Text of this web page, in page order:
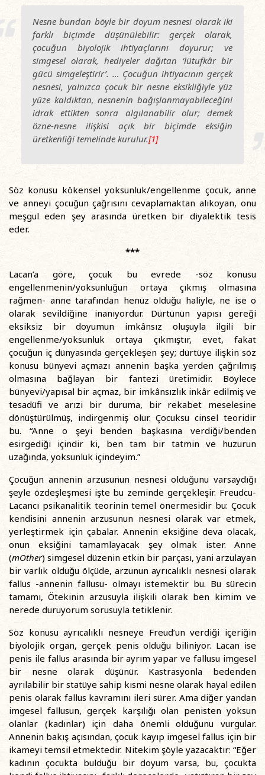
Nesne bundan böyle bir doyum nesnesi olarak iki
farklı biçimde düşünülebilir: gerçek olarak,
çocuğun biyolojik ihtiyaçlarını doyurur; ve
simgesel olarak, hediyeler dağıtan ‘lütufkâr bir
gücü simgeleştirir’. … Çocuğun ihtiyacının gerçek
nesnesi, yalnızca çocuk bir nesne eksikliğiyle yüz
yüze kaldıktan, nesnenin bağışlanmayabileceğini
idrak ettikten sonra algılanabilir olur; demek
özne-nesne ilişkisi açık bir biçimde eksiğin
üretkenliği temelinde kurulur.[1]
Söz konusu kökensel yoksunluk/engellenme çocuk, anne
ve anneyi çocuğun çağrısını cevaplamaktan alıkoyan, onu
meşgul eden şey arasında üretken bir diyalektik tesis
eder.
***
Lacan’a göre, çocuk bu evrede -söz konusu
engellenmenin/yoksunluğun ortaya çıkmış olmasına
rağmen- anne tarafından henüz olduğu haliyle, ne ise o
olarak sevildiğine inanıyordur. Dürtünün yapısı gereği
eksiksiz bir doyumun imkânsız oluşuyla ilgili bir
engellenme/yoksunluk ortaya çıkmıştır, evet, fakat
çocuğun iç dünyasında gerçekleşen şey; dürtüye ilişkin söz
konusu bünyevi açmazı annenin başka yerden çağrılmış
olmasına bağlayan bir fantezi üretimidir. Böylece
bünyevi/yapısal bir açmaz, bir imkânsızlık inkâr edilmiş ve
tesadüfi ve arızi bir duruma, bir rekabet meselesine
dönüştürülmüş, indirgenmiş olur. Çocuksu cinsel teoridir
bu. “Anne o şeyi benden başkasına verdiği/benden
esirgediği içindir ki, ben tam bir tatmin ve huzurun
uzağında, yoksunluk içindeyim.”
Çocuğun annenin arzusunun nesnesi olduğunu varsaydığı
şeyle özdeşleşmesi işte bu zeminde gerçekleşir. Freudcu-
Lacancı psikanalitik teorinin temel önermesidir bu: Çocuk
kendisini annenin arzusunun nesnesi olarak var etmek,
yerleştirmek için çabalar. Annenin eksiğine deva olacak,
onun eksiğini tamamlayacak şey olmak ister. Anne
(mOther) simgesel düzenin etkin bir parçası, yani arzulayan
bir varlık olduğu ölçüde, arzunun ayrıcalıklı nesnesi olarak
fallus -annenin fallusu- olmayı istemektir bu. Bu sürecin
tamamı, Ötekinin arzusuyla ilişkili olarak ben kimim ve
nerede duruyorum sorusuyla tetiklenir.
Söz konusu ayrıcalıklı nesneye Freud’un verdiği içeriğin
biyolojik organ, gerçek penis olduğu biliniyor. Lacan ise
penis ile fallus arasında bir ayrım yapar ve fallusu imgesel
bir nesne olarak düşünür. Kastrasyonla bedenden
ayrılabilir bir statüye sahip kısmi nesne olarak hayal edilen
penis olarak fallus kavramını ileri sürer. Ama diğer yandan
imgesel fallusun, gerçek karşılığı olan penisten yoksun
olanlar (kadınlar) için daha önemli olduğunu vurgular.
Annenin bakış açısından, çocuk kayıp imgesel fallus için bir
ikameyi temsil etmektedir. Nitekim şöyle yazacaktır: “Eğer
kadının çocukta bulduğu bir doyum varsa, bu, çocukta